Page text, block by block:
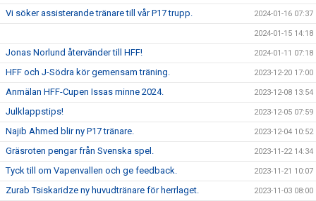
Vi söker assisterande tränare till vår P17 trupp. 2024-01-16 07:37
2024-01-15 14:18
Jonas Norlund återvänder till HFF! 2024-01-11 07:18
HFF och J-Södra kör gemensam träning. 2023-12-20 17:00
Anmälan HFF-Cupen Issas minne 2024. 2023-12-08 13:54
Julklappstips! 2023-12-05 07:59
Najib Ahmed blir ny P17 tränare. 2023-12-04 10:52
Gräsroten pengar från Svenska spel. 2023-11-22 14:34
Tyck till om Vapenvallen och ge feedback. 2023-11-21 10:07
Zurab Tsiskaridze ny huvudtränare för herrlaget. 2023-11-03 08:00